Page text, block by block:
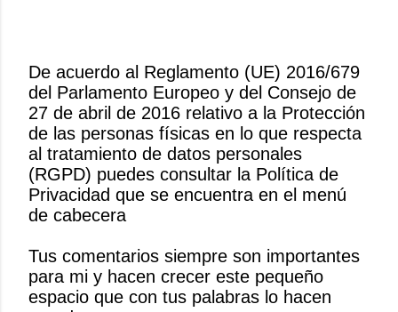
P
u
b
l
i
c
a
u
n
c
De acuerdo al Reglamento (UE) 2016/679
del Parlamento Europeo y del Consejo de
27 de abril de 2016 relativo a la Protección
de las personas físicas en lo que respecta
al tratamiento de datos personales
(RGPD) puedes consultar la Política de
Privacidad que se encuentra en el menú
de cabecera
Tus comentarios siempre son importantes
para mi y hacen crecer este pequeño
espacio que con tus palabras lo hacen